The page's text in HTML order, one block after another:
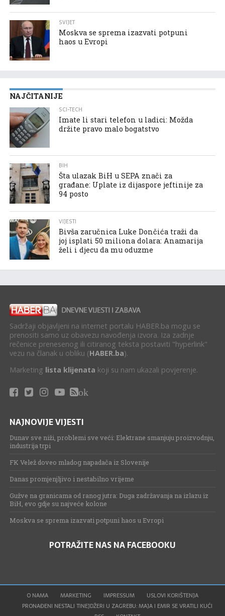
SVIJET
Moskva se sprema izazvati potpuni
haos u Evropi
NAJČITANIJE
SCI-TECH
Imate li stari telefon u ladici: Možda
držite pravo malo bogatstvo
BIH
Šta ulazak BiH u SEPA znači za
građane: Uplate iz dijaspore jeftinije za
94 posto
VIJESTI
Bivša zaručnica Luke Dončića traži da
joj isplati 50 miliona dolara: Anamarija
želi i djecu da mu oduzme
Sadržaji objavljeni na internet portalu HABER.ba mogu se
prenositi samo uz obavezu navođenja izvora. Iza zadnje
rečenice prenesenog ili citiranog teksta postaviti "hyperlink"
vezu na članak u obliku (HABER.ba).
Marketing lista klijenata koji su nam ukazali povjerenje.
ok
NAJNOVIJE VIJESTI
Dunav sve niži, problemi sve veći: Elektrane smanjuju proizvodnju,
industrija trpi
FK Velež doveo mladog napadača iz Slovenije
Danas promjenjljivo i nestabilno vrijeme
Gužve na granicama od ranog jutra: Duga zadržavanja na izlazu iz
BiH, evo gdje su najveće kolone
Moskva se sprema izazvati potpuni haos u Evropi
POTRAŽITE NAS NA FACEBOOKU
O NAMA MARKETING IMPRESSUM
USLOVI KORIŠTENJA
PRONAĐENI NESTALI TINEJDŽERI U ZAGREBU: MAJA I EMIR SE VRATILI KUĆI